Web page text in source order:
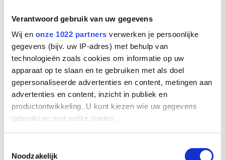
Verantwoord gebruik van uw gegevens
Wij en onze 1022 partners verwerken je persoonlijke
gegevens (bijv. uw IP-adres) met behulp van
technologieën zoals cookies om informatie op uw
apparaat op te slaan en te gebruiken met als doel
gepersonaliseerde advertenties en content, metingen aan
advertenties en content, inzicht in publiek en
productontwikkeling. U kunt kiezen wie uw gegevens
gebruikt en met welke doelen.
Informatie verzamelen over uw geografische
Noodzakelijk
De tekening
Alexandre Charpentier